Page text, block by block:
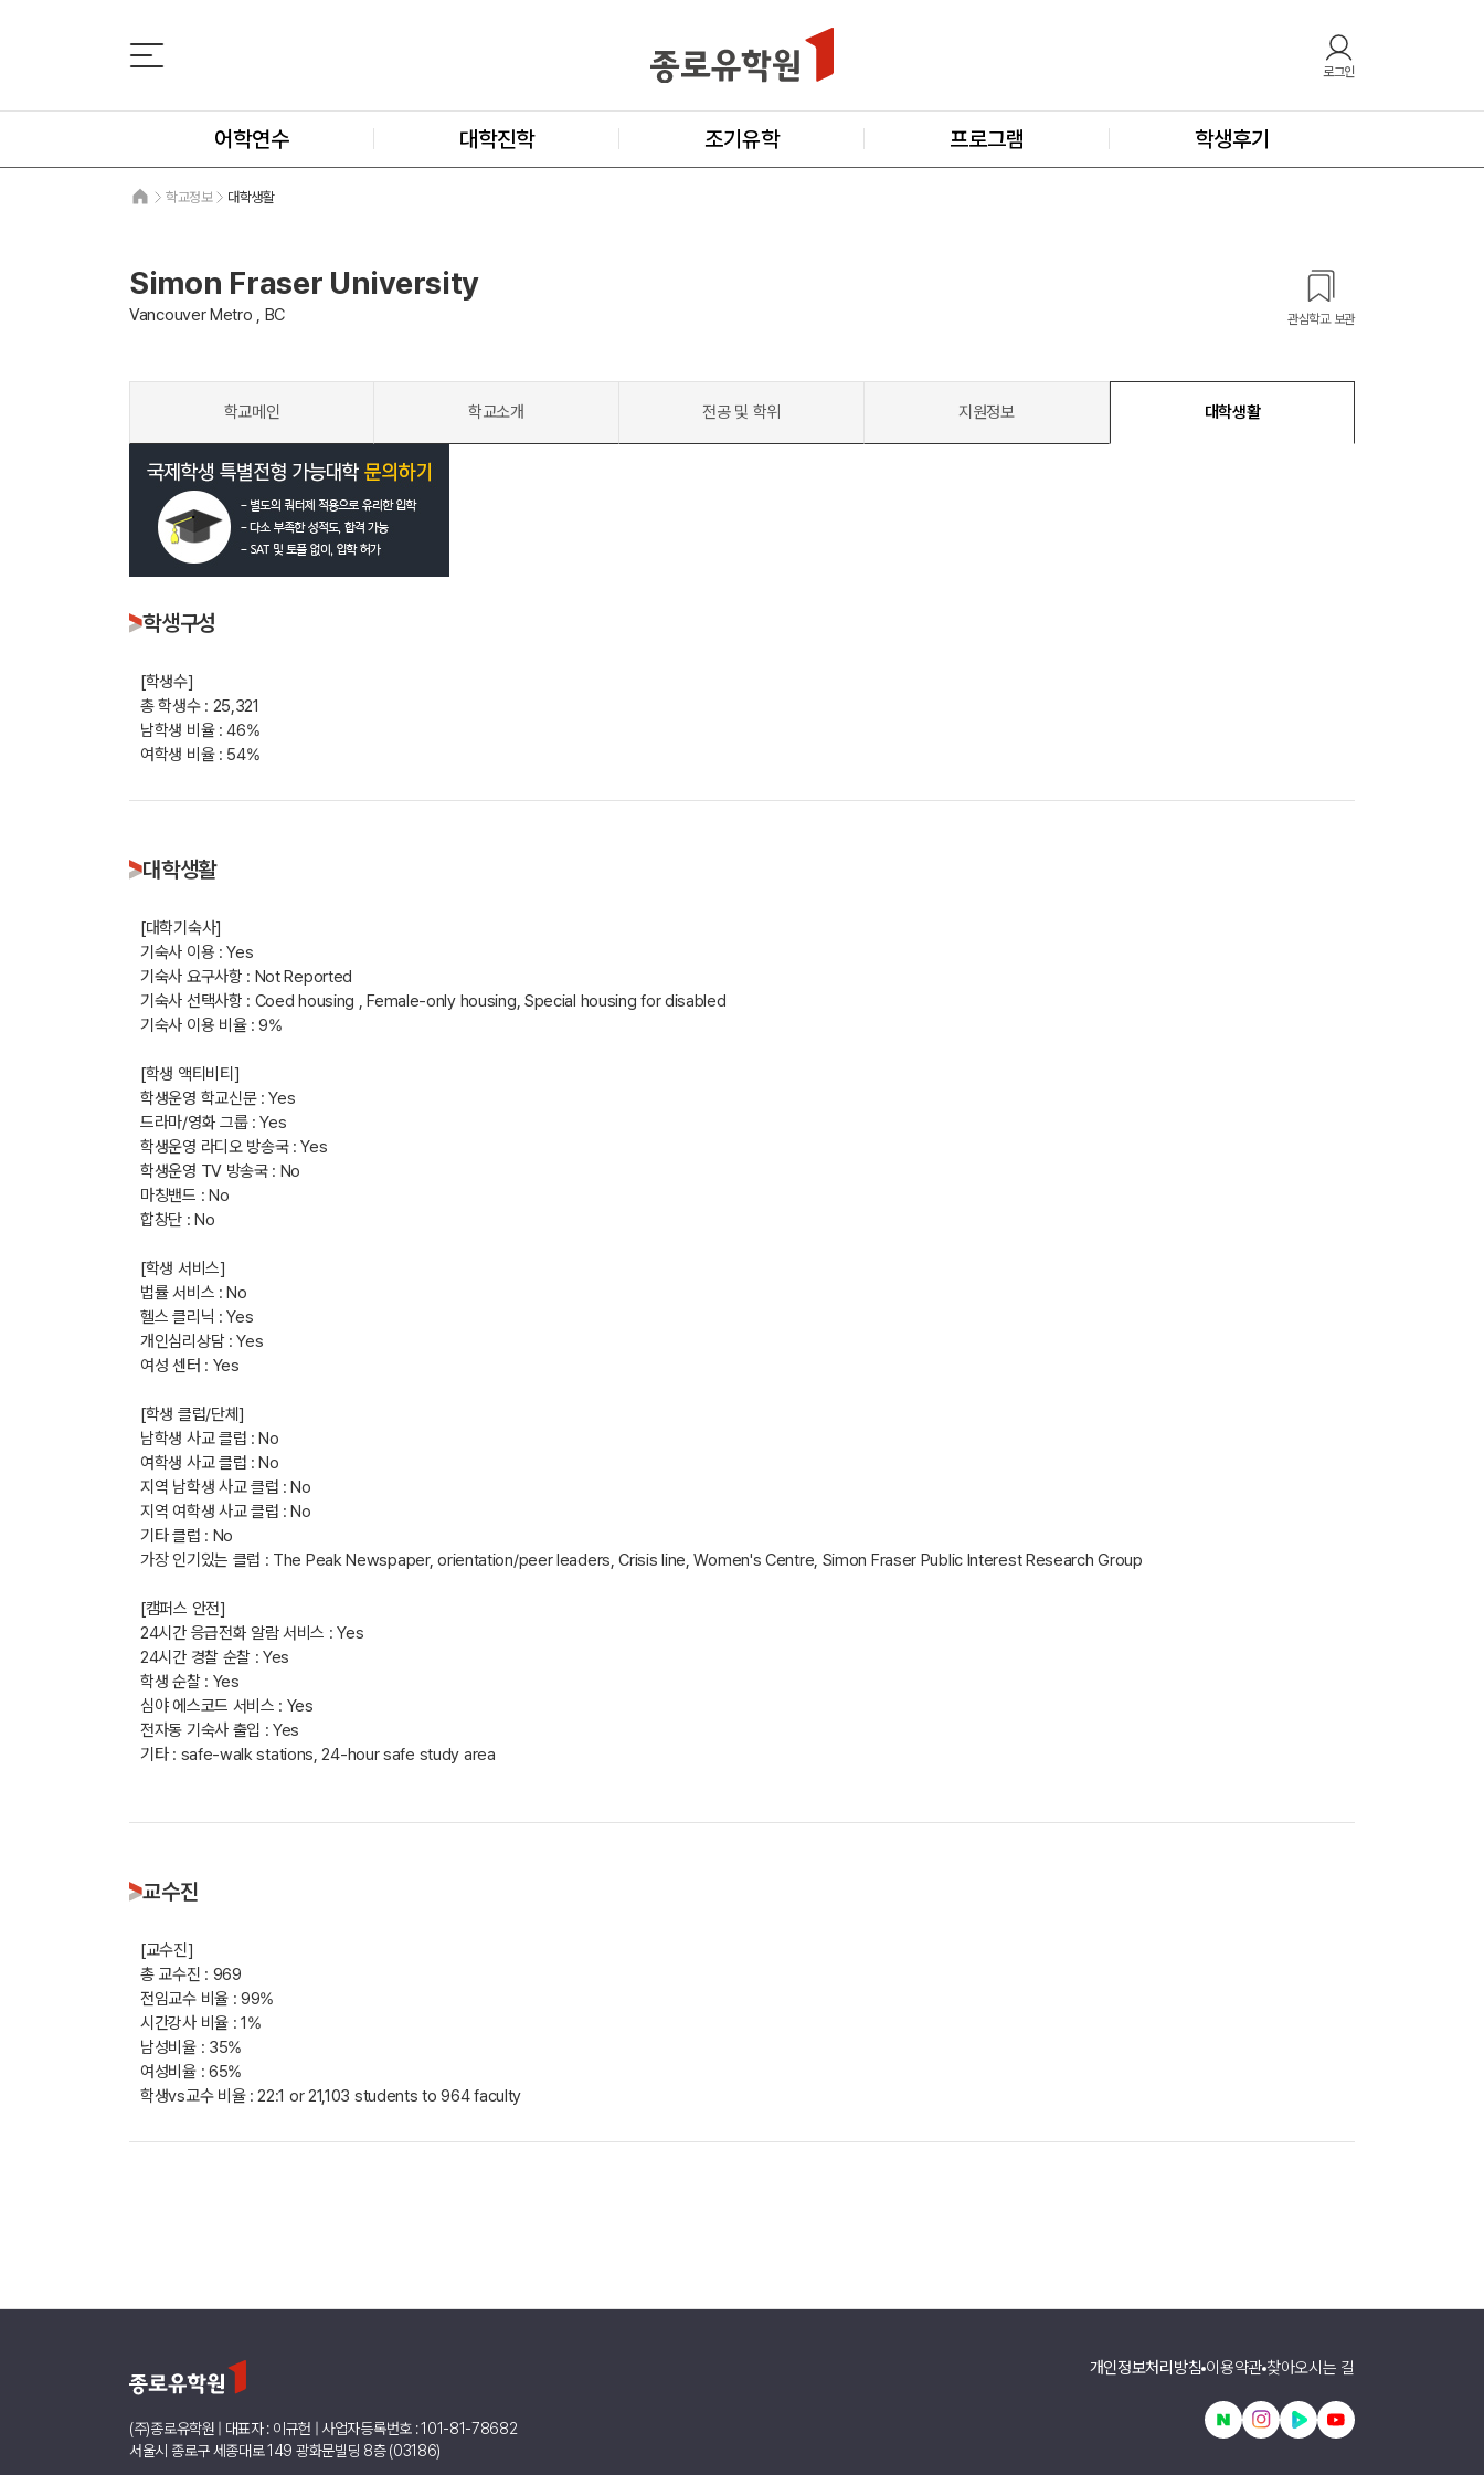
로그인
어학연수 대학진학 조기유학 프로그램 학생후기
학교정보 대학생활
Simon Fraser University
Vancouver Metro , BC 관심학교 보관
학교메인 학교소개 전공 및 학위 지원정보 대학생활
학생구성
[학생수]
총 학생수 : 25,321
남학생 비율 : 46%
여학생 비율 : 54%
대학생활
[대학기숙사]
기숙사 이용 : Yes
기숙사 요구사항 : Not Reported
기숙사 선택사항 : Coed housing , Female-only housing, Special housing for disabled
기숙사 이용 비율 : 9%
[학생 액티비티]
학생운영 학교신문 : Yes
드라마/영화 그룹 : Yes
학생운영 라디오 방송국 : Yes
학생운영 TV 방송국 : No
마칭밴드 : No
합창단 : No
[학생 서비스]
법률 서비스 : No
헬스 클리닉 : Yes
개인심리상담 : Yes
여성 센터 : Yes
[학생 클럽/단체]
남학생 사교 클럽 : No
여학생 사교 클럽 : No
지역 남학생 사교 클럽 : No
지역 여학생 사교 클럽 : No
기타 클럽 : No
가장 인기있는 클럽 : The Peak Newspaper, orientation/peer leaders, Crisis line, Women's Centre, Simon Fraser Public Interest Research Group
[캠퍼스 안전]
24시간 응급전화 알람 서비스 : Yes
24시간 경찰 순찰 : Yes
학생 순찰 : Yes
심야 에스코드 서비스 : Yes
전자동 기숙사 출입 : Yes
기타 : safe-walk stations, 24-hour safe study area
교수진
[교수진]
총 교수진 : 969
전임교수 비율 : 99%
시간강사 비율 : 1%
남성비율 : 35%
여성비율 : 65%
학생vs교수 비율 : 22:1 or 21,103 students to 964 faculty
(주)종로유학원 | 대표자 : 이규헌 | 사업자등록번호 : 101-81-78682
서울시 종로구 세종대로 149 광화문빌딩 8층 (03186)
개인정보처리방침 이용약관 찾아오시는 길